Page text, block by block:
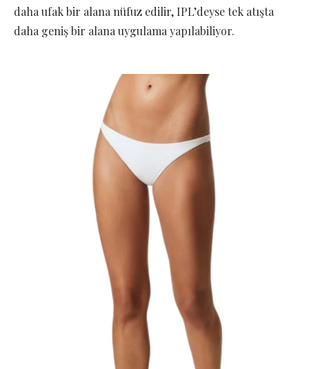
daha ufak bir alana nüfuz edilir, IPL’deyse tek atışta
daha geniş bir alana uygulama yapılabiliyor.